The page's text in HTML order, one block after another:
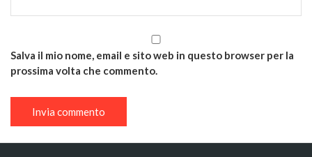
Salva il mio nome, email e sito web in questo browser per la
prossima volta che commento.